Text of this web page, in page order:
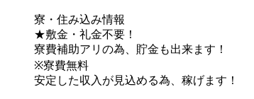
寮・住み込み情報
★敷金・礼金不要！
寮費補助アリの為、貯金も出来ます！
※寮費無料
安定した収入が見込める為、稼げます！